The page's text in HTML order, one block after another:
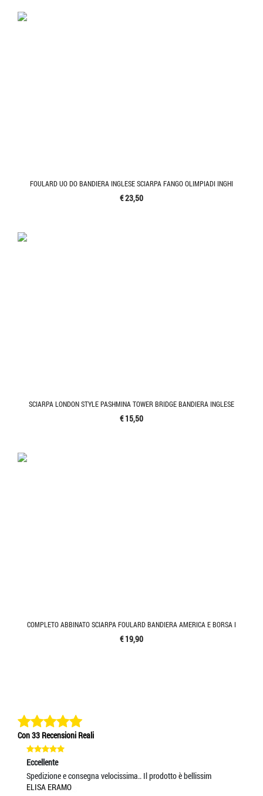
FOULARD UO DO BANDIERA INGLESE SCIARPA FANGO OLIMPIADI INGHI
€ 23,50
SCIARPA LONDON STYLE PASHMINA TOWER BRIDGE BANDIERA INGLESE
€ 15,50
COMPLETO ABBINATO SCIARPA FOULARD BANDIERA AMERICA E BORSA I
€ 19,90
Con 33 Recensioni Reali
Eccellente
Spedizione e consegna velocissima.. Il prodotto è bellissim
ELISA ERAMO